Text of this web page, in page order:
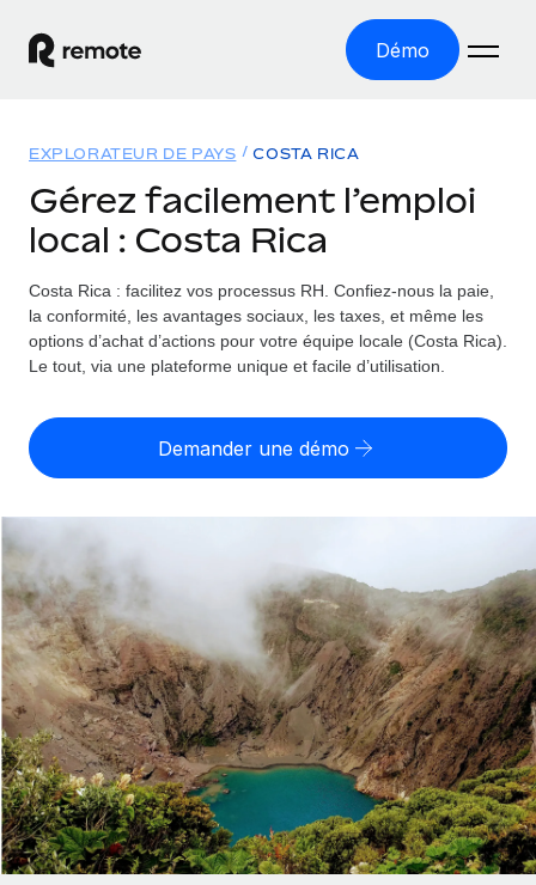
Démo
EMPLOI À L’INTERNATIONAL
Paie multipays
Gérez la paie facilement et en toute conformité
Employer of record
entités
Gestion des freelances
Intégrez et gérez vos freelances partout dans le monde
PEO
Sous-traitez les opérations complexes liées à l’emploi
INFRASTRUCTURE
Intégration Remote
Intégrez vos RH aux flux de travail en toute simplicité
Plateforme
Des fonctions RH clés intégrées pour votre équipe
Solutions
COUVERTURE MONDIALE
Explorateur de pays
Toutes les informations sur l’emploi à l’international,
Explorateur des États-Unis (par État)
Simplifiez l’embauche à travers les différents États des
Examinez notre service par rapport aux autres
CROISSANCE
Start-ups
Des solutions agiles et internationales pour les RH et la
paie des entreprises en pleine croissance
Entreprises intermédiaires
Développez vos équipes avec des solutions RH sur
mesure
Ressources
OUTILS & CALCULATEURS
Évaluez le risque de requalification de contrat par pays
Calculateur de paiement des freelances
Découvrez les devises disponibles et les vitesses de
paiement pour vos freelances internationaux
APPRENDRE AVEC REMOTE
Recherche et guides
Études de cas
Tarification
English (United States)
English
Nederlands
Français
Deutsch
Español
Italiano
Português (Portugal)
Connexion
EXPLORATEUR DE PAYS COSTA RICA
Gérez facilement l’emploi
local : Costa Rica
Costa Rica : facilitez vos processus RH. Confiez-nous la paie,
la conformité, les avantages sociaux, les taxes, et même les
options d’achat d’actions pour votre équipe locale (Costa Rica).
Le tout, via une plateforme unique et facile d’utilisation.
Demander une démo